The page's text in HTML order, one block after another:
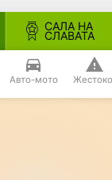
САЛА НА
СЛАВАТА
Авто-мото